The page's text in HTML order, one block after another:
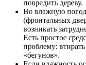
повредить дереву.
Во влажную
(фронтальных
возникать
Есть простое
проблему:
«бегунов».